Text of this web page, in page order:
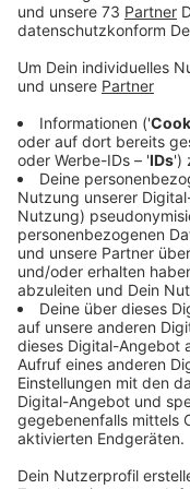
Anzeige
Montagmorgen
verstorbenen
gefunden worden.
der Priester früher
Bistum bestätigt
gesagt, dass sie
wurden. Es gibt
Handlungen an
den 70-igern, das
lautet.
Sollte es weitere
Bistum diese, sich
Verfahren bei